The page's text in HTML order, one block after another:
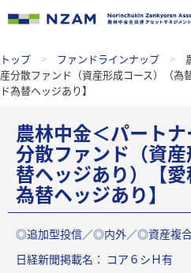
トップ > ファンドラインナップ >
産分散ファンド（資産形成コース）（為
ド為替ヘッジあり】
農林中金＜パート
分散ファンド（資
替ヘッジあり）【
為替ヘッジあり】
◎追加型投信／◎内外／◎資産複
日経新聞掲載名： コア６シＨ有